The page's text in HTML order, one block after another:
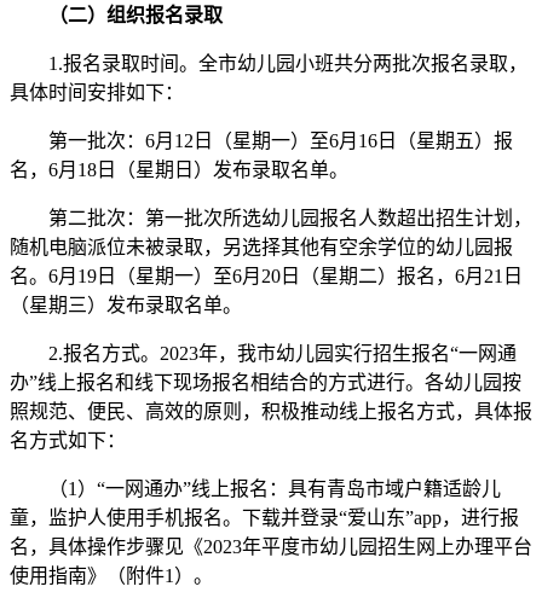
（二）组织报名录取
1.报名录取时间。全市幼儿园小班共分两批次报名录取，
具体时间安排如下：
第一批次：6月12日（星期一）至6月16日（星期五）报
名，6月18日（星期日）发布录取名单。
第二批次：第一批次所选幼儿园报名人数超出招生计划，
随机电脑派位未被录取，另选择其他有空余学位的幼儿园报
名。6月19日（星期一）至6月20日（星期二）报名，6月21日
（星期三）发布录取名单。
2.报名方式。2023年，我市幼儿园实行招生报名“一网通
办”线上报名和线下现场报名相结合的方式进行。各幼儿园按
照规范、便民、高效的原则，积极推动线上报名方式，具体报
名方式如下：
（1）“一网通办”线上报名：具有青岛市域户籍适龄儿
童，监护人使用手机报名。下载并登录“爱山东”app，进行报
名，具体操作步骤见《2023年平度市幼儿园招生网上办理平台
使用指南》（附件1）。